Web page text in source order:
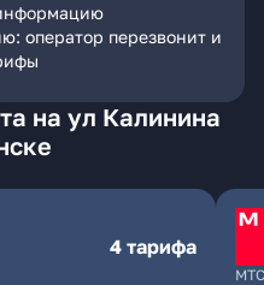
оператор перезвонит и
на ул Калинина
4 тарифа
МТС